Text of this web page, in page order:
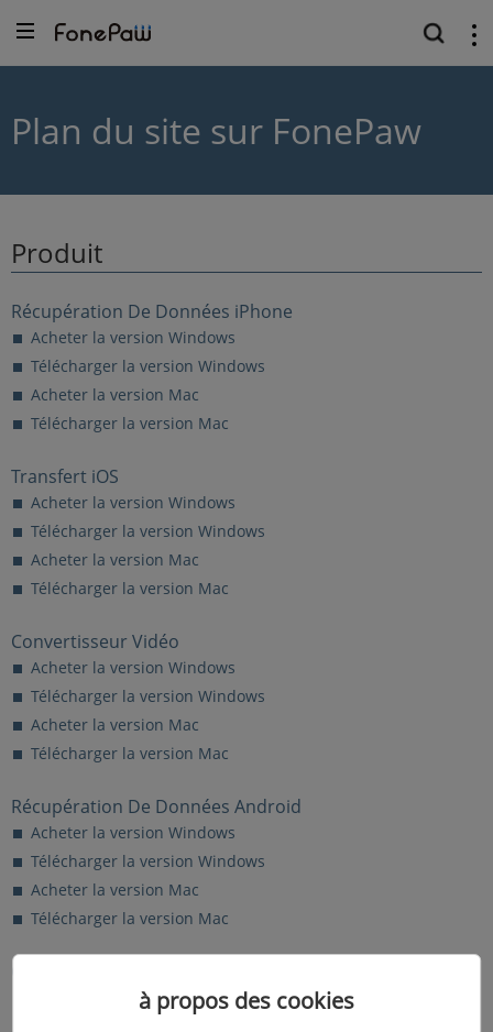
Plan du site sur FonePaw
Produit
Récupération De Données iPhone
Acheter la version Windows
Télécharger la version Windows
Acheter la version Mac
Télécharger la version Mac
Transfert iOS
Acheter la version Windows
Télécharger la version Windows
Acheter la version Mac
Télécharger la version Mac
Convertisseur Vidéo
Acheter la version Windows
Télécharger la version Windows
Acheter la version Mac
Télécharger la version Mac
Récupération De Données Android
Acheter la version Windows
Télécharger la version Windows
Acheter la version Mac
Télécharger la version Mac
Télécharger la version Windows
à propos des cookies